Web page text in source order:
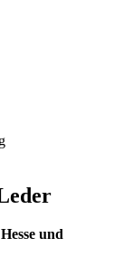
und